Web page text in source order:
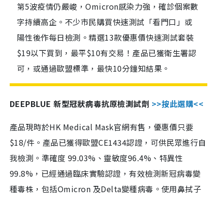
第5波疫情仍嚴峻，Omicron感染力強，確診個案數
字持續高企。不少市民購買快速測試「看門口」或
陽性後作每日檢測。精選13款優惠價快速測試套裝
$19以下買到，最平$10有交易！產品已獲衛生署認
可，或通過歐盟標準，最快10分鐘知結果。
DEEPBLUE 新型冠狀病毒抗原檢測試劑 >>按此選購<<
產品現時於HK Medical Mask官網有售，優惠價只要
$18/件。產品已獲得歐盟CE1434認證，可供民眾進行自
我檢測。準確度 99.03%、靈敏度96.4%、特異性
99.8%，已經通過臨床實驗認證，有效檢測新冠病毒變
種毒株，包括Omicron 及Delta變種病毒。使用鼻拭子